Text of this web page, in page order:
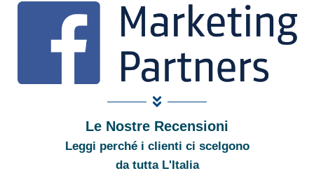
Le Nostre Recensioni
Leggi perché i clienti ci scelgono
da tutta L'Italia